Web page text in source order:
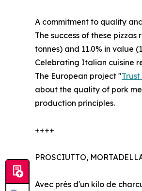
A commitment to quality
The success of these
tonnes) and 11.0% in value
Celebrating Italian cuisine
The European project "
about the quality of pork
production principles.
++++
PROSCIUTTO,
Avec près d'un kilo de